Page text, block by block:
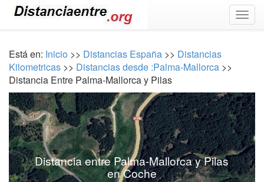
Está en: Inicio >> Distancias España >> Distancias
Kilometricas >> Distancias desde :Palma-Mallorca >>
Distancia Entre Palma-Mallorca y Pilas
Distancia entre Palma-Mallorca y Pilas
en Coche